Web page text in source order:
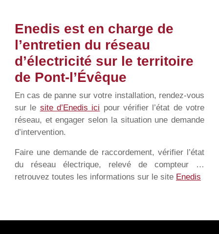
Enedis est en charge de
l’entretien du réseau
d’électricité sur le territoire
de Pont-l’Évêque
En cas de panne sur votre installation, rendez-vous
sur le site d’Enedis ici pour vérifier l’état de votre
réseau, et engager selon la situation une demande
d’intervention.
Faire une demande de raccordement, vérifier l’état
du réseau électrique, relevé de compteur …
retrouvez toutes les informations sur le site Enedis